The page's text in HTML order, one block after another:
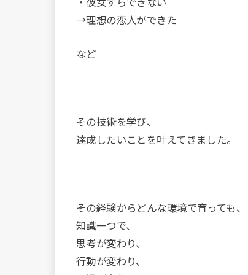
→理想の恋人ができた
など
その技術を学び、
達成したいことを叶えてきました。
その経験からどんな環境で育っても、
知識一つで、
思考が変わり、
行動が変わり、